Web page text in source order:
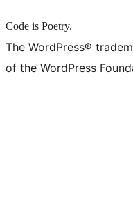
Code is Poetry.
The WordPress®
of the WordPress